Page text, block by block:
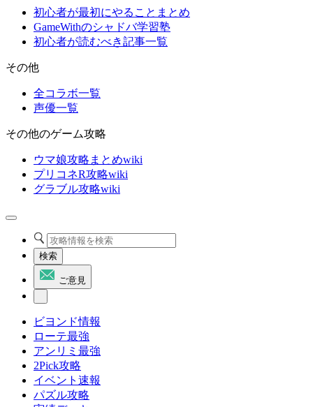
初心者が最初にやることまとめ
GameWithのシャドバ学習塾
初心者が読むべき記事一覧
その他
全コラボ一覧
声優一覧
その他のゲーム攻略
ウマ娘攻略まとめwiki
プリコネR攻略wiki
グラブル攻略wiki
検索
ご意見
ビヨンド情報
ローテ最強
アンリミ最強
2Pick攻略
イベント速報
パズル攻略